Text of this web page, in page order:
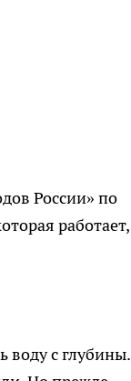
России» по
работает,
воду с глубины.